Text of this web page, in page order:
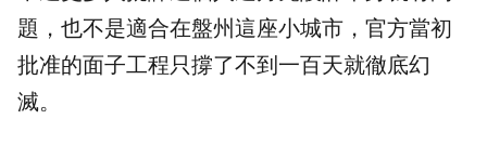
題，也不是適合在盤州這座小城市，官方當初
批准的面子工程只撐了不到一百天就徹底幻
滅。